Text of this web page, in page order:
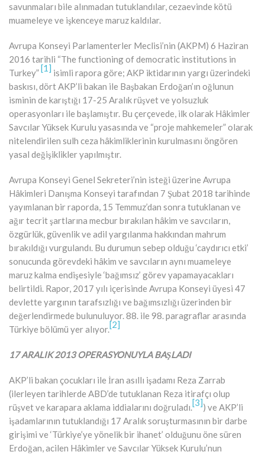
savunmaları bile alınmadan tutuklandılar, cezaevinde kötü
muameleye ve işkenceye maruz kaldılar.
Avrupa Konseyi Parlamenterler Meclisi’nin (AKPM) 6 Haziran
2016 tarihli “The functioning of democratic institutions in
Turkey” [1] isimli rapora göre; AKP iktidarının yargı üzerindeki
baskısı, dört AKP’li bakan ile Başbakan Erdoğan’ın oğlunun
isminin de karıştığı 17-25 Aralık rüşvet ve yolsuzluk
operasyonları ile başlamıştır. Bu çerçevede, ilk olarak Hâkimler
Savcılar Yüksek Kurulu yasasında ve “proje mahkemeler” olarak
nitelendirilen sulh ceza hâkimliklerinin kurulmasını öngören
yasal değişiklikler yapılmıştır.
Avrupa Konseyi Genel Sekreteri’nin isteği üzerine Avrupa
Hâkimleri Danışma Konseyi tarafından 7 Şubat 2018 tarihinde
yayımlanan bir raporda, 15 Temmuz’dan sonra tutuklanan ve
ağır tecrit şartlarına mecbur bırakılan hâkim ve savcıların,
özgürlük, güvenlik ve adil yargılanma hakkından mahrum
bırakıldığı vurgulandı. Bu durumun sebep olduğu ‘caydırıcı etki’
sonucunda görevdeki hâkim ve savcıların aynı muameleye
maruz kalma endişesiyle ‘bağımsız’ görev yapamayacakları
belirtildi. Rapor, 2017 yılı içerisinde Avrupa Konseyi üyesi 47
devlette yargının tarafsızlığı ve bağımsızlığı üzerinden bir
değerlendirmede bulunuluyor. 88. ile 98. paragraflar arasında
Türkiye bölümü yer alıyor.[2]
17 ARALIK 2013 OPERASYONUYLA BAŞLADI
AKP’li bakan çocukları ile İran asıllı işadamı Reza Zarrab
(ilerleyen tarihlerde ABD’de tutuklanan Reza itirafçı olup
rüşvet ve karapara aklama iddialarını doğruladı.[3]) ve AKP’li
işadamlarının tutuklandığı 17 Aralık soruşturmasının bir darbe
girişimi ve ‘Türkiye’ye yönelik bir ihanet’ olduğunu öne süren
Erdoğan, acilen Hâkimler ve Savcılar Yüksek Kurulu’nun